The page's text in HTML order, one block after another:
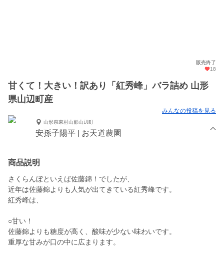
販売終了
18
甘くて！大きい！訳あり「紅秀峰」バラ詰め 山形
県山辺町産
みんなの投稿を見る
山形県東村山郡山辺町
安孫子陽平 | お天道農園
商品説明
さくらんぼといえば佐藤錦！でしたが、
近年は佐藤錦よりも人気が出てきている紅秀峰です。
紅秀峰は、
○甘い！
佐藤錦よりも糖度が高く、酸味が少ない味わいです。
重厚な甘みが口の中に広まります。